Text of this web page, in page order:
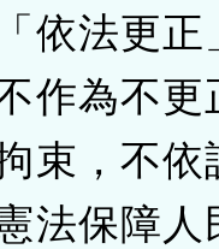
依法更
作為不更
束，不依
法保障人